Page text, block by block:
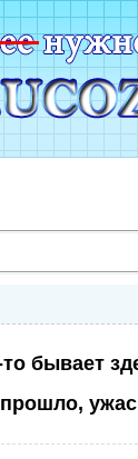
бывает